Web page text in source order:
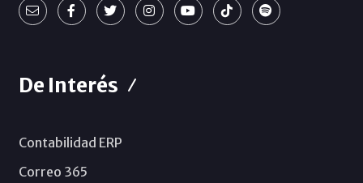
De Interés
Contabilidad ERP
Correo 365